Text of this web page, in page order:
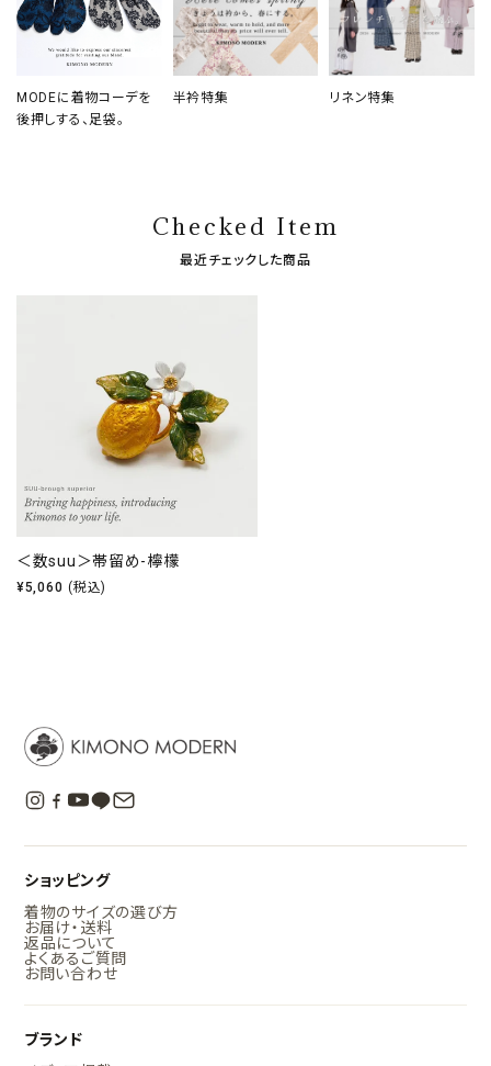
MODEに着物コーデを
後押しする、足袋。
半衿特集 リネン特集
Checked Item
最近チェックした商品
＜数suu＞帯留め-檸檬
¥5,060 (税込)
ショッピング
着物のサイズの選び方
お届け・送料
返品について
よくあるご質問
お問い合わせ
ブランド